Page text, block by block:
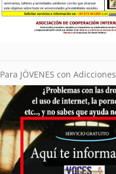
Para JÖVENES con Adicciones